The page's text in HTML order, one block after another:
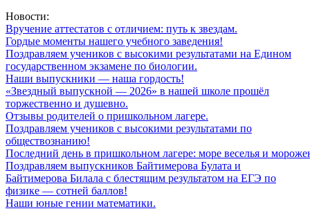
Новости:
Вручение аттестатов с отличием: путь к звездам.
Гордые моменты нашего учебного заведения!
Поздравляем учеников с высокими результатами на Едином
государственном экзамене по биологии.
Наши выпускники — наша гордость!
«Звездный выпускной — 2026» в нашей школе прошёл
торжественно и душевно.
Отзывы родителей о пришкольном лагере.
Поздравляем учеников с высокими результатами по
обществознанию!
Последний день в пришкольном лагере: море веселья и
Поздравляем выпускников Байтимерова Булата и
Байтимерова Билала с блестящим результатом на ЕГЭ по
физике — сотней баллов!
Наши юные гении математики.